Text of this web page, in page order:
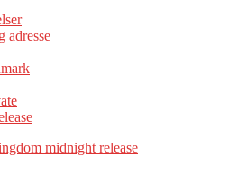
adresse
midnight release